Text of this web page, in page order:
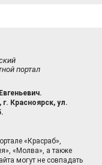
портал
г. Красноярск, ул.
«Красраб»,
«Молва», а также
могут не совпадать